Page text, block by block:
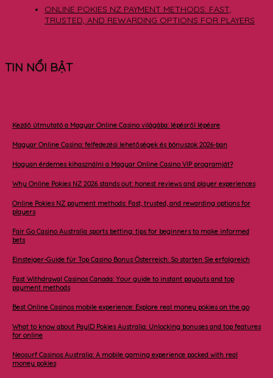
ONLINE POKIES NZ PAYMENT METHODS: FAST,
TRUSTED, AND REWARDING OPTIONS FOR PLAYERS
TIN NỔI BẬT
Kezdő útmutató a Magyar Online Casino világába: lépésről lépésre
Magyar Online Casino: felfedezési lehetőségek és bónuszok 2026-ban
Hogyan érdemes kihasználni a Magyar Online Casino VIP programját?
Why Online Pokies NZ 2026 stands out: honest reviews and player experiences
Online Pokies NZ payment methods: Fast, trusted, and rewarding options for
players
Fair Go Casino Australia sports betting: tips for beginners to make informed
bets
Einsteiger-Guide für Top Casino Bonus Österreich: So starten Sie erfolgreich
Fast Withdrawal Casinos Canada: Your guide to instant payouts and top
payment methods
Best Online Casinos mobile experience: Explore real money pokies on the go
What to know about PayID Pokies Australia: Unlocking bonuses and top features
for online
Neosurf Casinos Australia: A mobile gaming experience packed with real
money pokies